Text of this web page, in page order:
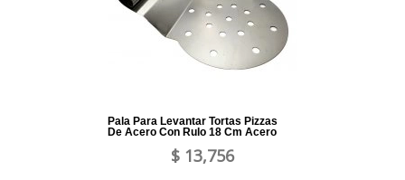
Pala Para Levantar Tortas Pizzas
De Acero Con Rulo 18 Cm Acero
$ 13,756